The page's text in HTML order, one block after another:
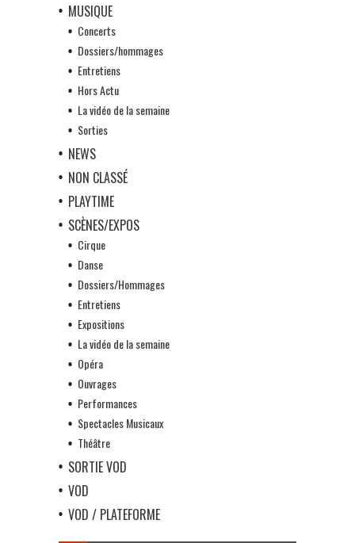
MUSIQUE
Concerts
Dossiers/hommages
Entretiens
Hors Actu
La vidéo de la semaine
Sorties
NEWS
NON CLASSÉ
PLAYTIME
SCÈNES/EXPOS
Cirque
Danse
Dossiers/Hommages
Entretiens
Expositions
La vidéo de la semaine
Opéra
Ouvrages
Performances
Spectacles Musicaux
Théâtre
SORTIE VOD
VOD
VOD / PLATEFORME